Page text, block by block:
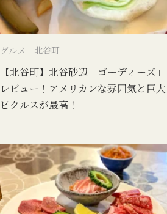
グルメ｜北谷町
【北谷町】北谷砂辺「ゴーディーズ」
レビュー！アメリカンな雰囲気と巨大
ピクルスが最高！